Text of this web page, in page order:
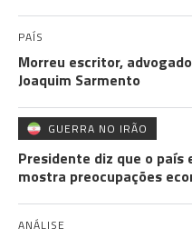
PAÍS
Morreu escritor,
Joaquim Sarmento
GUERRA NO IRÃO
Presidente diz que o
mostra preocupações
ANÁLISE